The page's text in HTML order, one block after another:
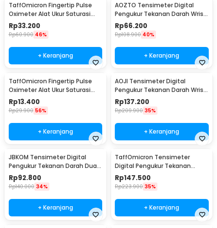
TaffOmicron Fingertip Pulse
Oximeter Alat Ukur Saturasi
Oksigen Darah - A6
Rp33.200
Rp60.900 46%
+ Keranjang
AOZTO Tensimeter Digital
Pengukur Tekanan Darah Wrist
Monitor with Voice - BP-502
Rp66.200
Rp108.900 40%
+ Keranjang
TaffOmicron Fingertip Pulse
Oximeter Alat Ukur Saturasi
Oksigen Darah - SMH-01
Rp13.400
Rp29.900 56%
+ Keranjang
AOJI Tensimeter Digital
Pengukur Tekanan Darah Wrist
English Voice - WRS-35E
Rp137.200
Rp209.900 35%
+ Keranjang
JBKOM Tensimeter Digital
Pengukur Tekanan Darah Dual
Power Bahasa Indonesia - BK-
803
Rp92.800
Rp140.000 34%
+ Keranjang
TaffOmicron Tensimeter
Digital Pengukur Tekanan
Darah English Voice - YM-5L8
Rp147.500
Rp223.900 35%
+ Keranjang